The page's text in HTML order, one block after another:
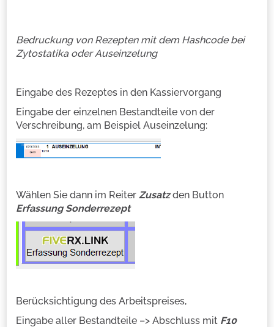
Bedruckung von Rezepten mit dem Hashcode bei
Zytostatika oder Auseinzelung
Eingabe des Rezeptes in den Kassiervorgang
Eingabe der einzelnen Bestandteile von der
Verschreibung, am Beispiel Auseinzelung:
Wählen Sie dann im Reiter Zusatzden Button
Erfassung Sonderrezept
Berücksichtigung des Arbeitspreises,
Eingabe aller Bestandteile –> Abschluss mit F10